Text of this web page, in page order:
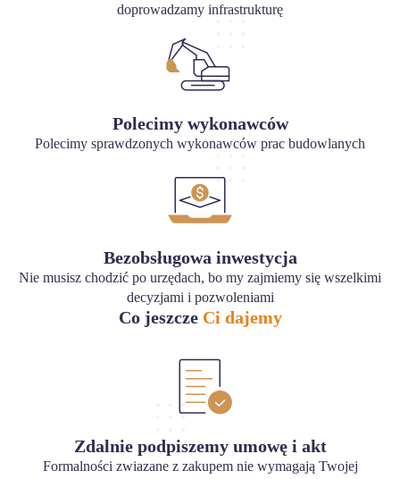
doprowadzamy infrastrukturę
Polecimy wykonawców
Polecimy sprawdzonych wykonawców prac budowlanych
Bezobsługowa inwestycja
Nie musisz chodzić po urzędach, bo my zajmiemy się wszelkimi
decyzjami i pozwoleniami
Co jeszcze Ci dajemy
Zdalnie podpiszemy umowę i akt
Formalności zwiazane z zakupem nie wymagają Twojej